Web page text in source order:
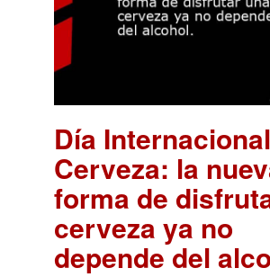
Día
Cerveza: la
forma de
cerveza ya no
depende del